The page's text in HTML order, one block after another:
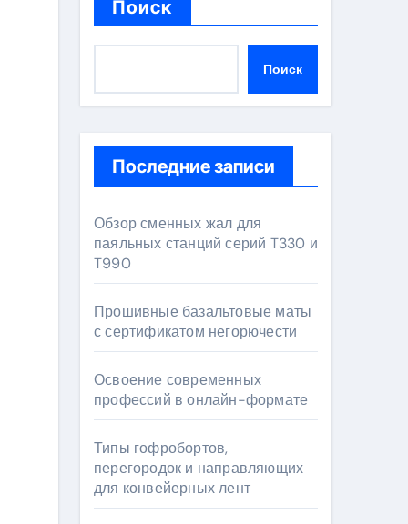
Поиск
Поиск
Последние записи
Обзор сменных жал для
паяльных станций серий T330 и
T990
Прошивные базальтовые маты
с сертификатом негорючести
Освоение современных
профессий в онлайн-формате
Типы гофробортов,
перегородок и направляющих
для конвейерных лент